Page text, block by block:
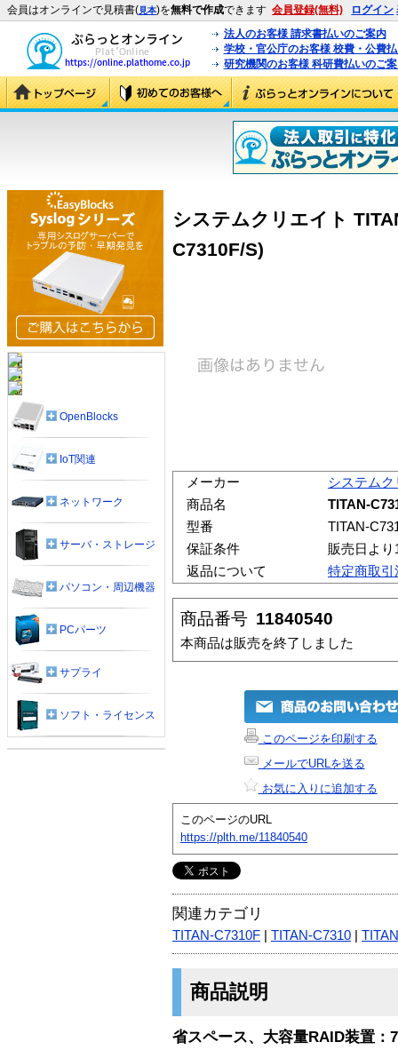
会員はオンラインで見積書(見本)を無料で作成できます 会員登録(無料) ログイン
法人のお客様 請求書払いのご案内
学校・官公庁のお客様 校費・公費
研究機関のお客様 科研費払いのご
システムクリエイト
C7310F/S)
メーカー
システム
商品名
TITAN-
型番
TITAN-
保証条件
販売日よ
返品について
特定商取
商品番号 11840540
本商品は販売を終了しました
このページを印刷する
メールでURLを送る
お気に入りに追加する
このページのURL
https://plth.me/11840540
関連カテゴリ
TITAN-C7310F TITAN-C7310
商品説明
省スペース、大容量RAID装置：
OpenBlocks
IoT関連
ネットワーク
サーバ・ストレージ
パソコン・周辺機器
PCパーツ
サプライ
ソフト・ライセンス